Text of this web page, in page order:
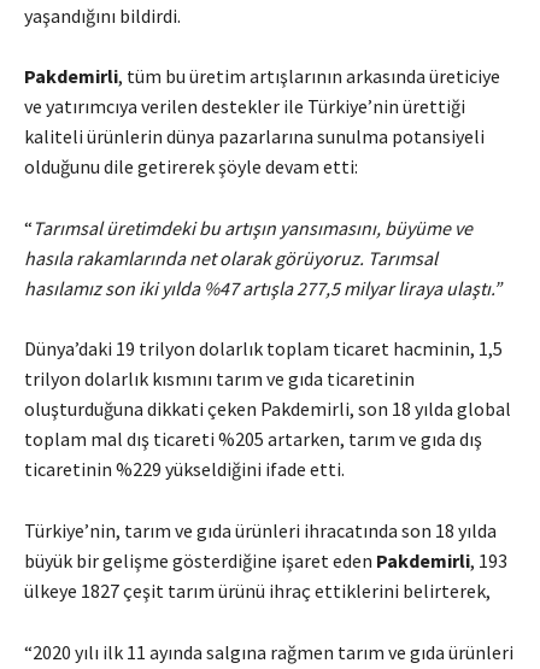
yaşandığını bildirdi.
Pakdemirli, tüm bu üretim artışlarının arkasında üreticiye
ve yatırımcıya verilen destekler ile Türkiye’nin ürettiği
kaliteli ürünlerin dünya pazarlarına sunulma potansiyeli
olduğunu dile getirerek şöyle devam etti:
“ Tarımsal üretimdeki bu artışın yansımasını, büyüme ve
hasıla rakamlarında net olarak görüyoruz. Tarımsal
hasılamız son iki yılda %47 artışla 277,5 milyar liraya ulaştı.”
Dünya’daki 19 trilyon dolarlık toplam ticaret hacminin, 1,5
trilyon dolarlık kısmını tarım ve gıda ticaretinin
oluşturduğuna dikkati çeken Pakdemirli, son 18 yılda global
toplam mal dış ticareti %205 artarken, tarım ve gıda dış
ticaretinin %229 yükseldiğini ifade etti.
Türkiye’nin, tarım ve gıda ürünleri ihracatında son 18 yılda
büyük bir gelişme gösterdiğine işaret eden Pakdemirli, 193
ülkeye 1827 çeşit tarım ürünü ihraç ettiklerini belirterek,
“2020 yılı ilk 11 ayında salgına rağmen tarım ve gıda ürünleri